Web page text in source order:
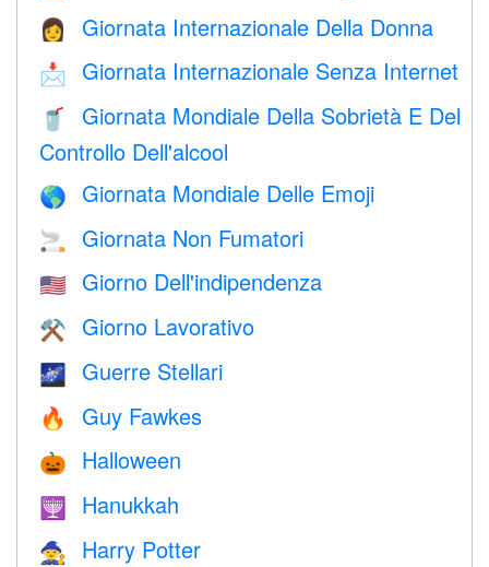
👩 Giornata Internazionale Della Donna
📩 Giornata Internazionale Senza Internet
🥤
Giornata Mondiale Della Sobrietà E Del
Controllo Dell'alcool
🌎 Giornata Mondiale Delle Emoji
🚬 Giornata Non Fumatori
🇺🇸 Giorno Dell'indipendenza
⚒️ Giorno Lavorativo
🌌 Guerre Stellari
🔥 Guy Fawkes
🎃 Halloween
🕎 Hanukkah
🧙 Harry Potter